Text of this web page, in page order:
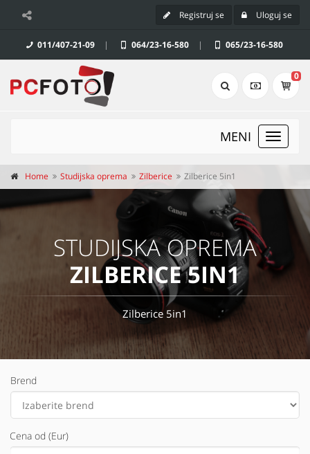
Registruj se Uloguj se
011/407-21-09 | 064/23-16-580 | 065/23-16-580
0
Toggle
MENI
Home Studijska oprema Zilberice Zilberice 5in1
STUDIJSKA OPREMA
ZILBERICE 5IN1
Zilberice 5in1
Brend
Cena od (Eur)